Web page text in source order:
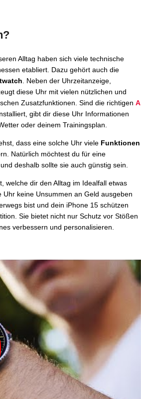
Alltag haben sich viele technische
etabliert. Dazu gehört auch die
. Neben der Uhrzeitanzeige,
diese Uhr mit vielen nützlichen und
Zusatzfunktionen. Sind die richtigen A
gibt dir diese Uhr Informationen
oder deinem Trainingsplan.
dass eine solche Uhr viele Funktionen
Natürlich möchtest du für eine
deshalb sollte sie auch günstig sein.
welche dir den Alltag im Idealfall etwas
keine Unsummen an Geld ausgeben
bist und dein iPhone 15 schützen
Sie bietet nicht nur Schutz vor Stößen
verbessern und personalisieren.